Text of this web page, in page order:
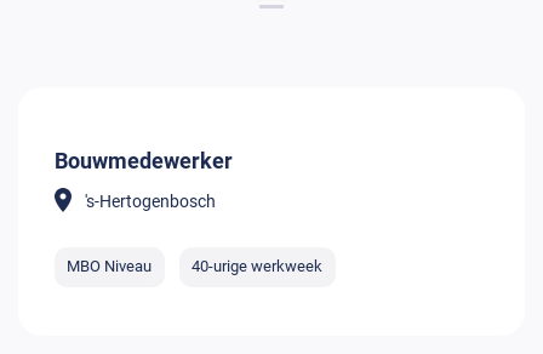
Bouwmedewerker
's-Hertogenbosch
MBO Niveau 40-urige werkweek